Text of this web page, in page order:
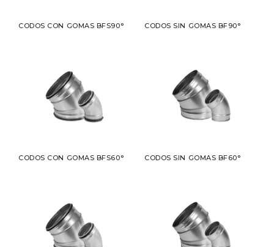
CODOS CON GOMAS BFS90° CODOS SIN GOMAS BF90°
CODOS CON GOMAS BFS60° CODOS SIN GOMAS BF60°